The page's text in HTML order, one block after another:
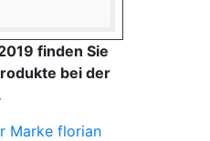
finden Sie
bei der
Marke florian